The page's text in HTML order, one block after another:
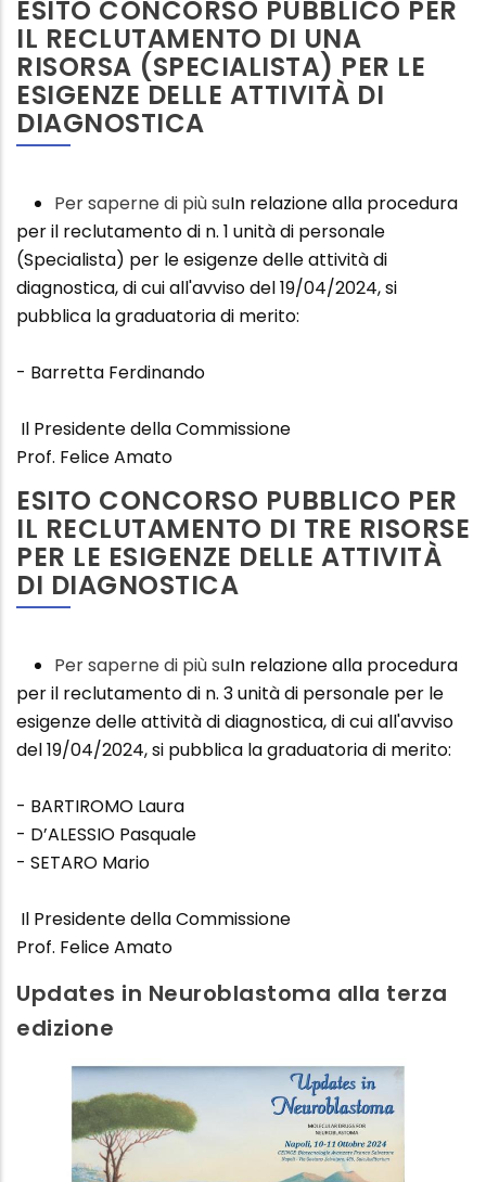
le
esigenze
delle
attività
-
ESITO CONCORSO PUBBLICO PER
IL RECLUTAMENTO DI UNA
RISORSA (SPECIALISTA) PER LE
ESIGENZE DELLE ATTIVITÀ DI
DIAGNOSTICA
Per saperne di più suEsito
concorso
pubblico
per
il
Risorsa
per
le
esigenze
delle
attività
diagnostica
In relazione alla procedura
per il reclutamento di n. 1 unità di personale
(Specialista) per le esigenze delle attività di
diagnostica, di cui all'avviso del 19/04/2024, si
pubblica la graduatoria di merito:
- Barretta Ferdinando
Il Presidente della Commissione
Prof. Felice Amato
ESITO CONCORSO PUBBLICO PER
IL RECLUTAMENTO DI TRE RISORSE
PER LE ESIGENZE DELLE ATTIVITÀ
DI DIAGNOSTICA
Per saperne di più suEsito
concorso
pubblico
per
per
delle
di
diagnostica
In relazione alla procedura
per il reclutamento di n. 3 unità di personale per le
esigenze delle attività di diagnostica, di cui all'avviso
del 19/04/2024, si pubblica la graduatoria di merito:
- BARTIROMO Laura
- D’ALESSIO Pasquale
- SETARO Mario
Il Presidente della Commissione
Prof. Felice Amato
Updates in Neuroblastoma alla terza
edizione